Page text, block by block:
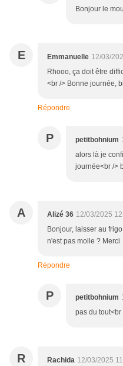
Bonjour le
E Emmanuelle 12/03/
Rhooo, ça doit être
<br /> Bonne journée,
Répondre
P petitbohnium
alors là je
journée<br />
A Alizé 36 12/03/2025
Bonjour, laisser au
n'est pas molle ? Merci
Répondre
P petitbohnium
pas du
R Rachida 12/03/2025